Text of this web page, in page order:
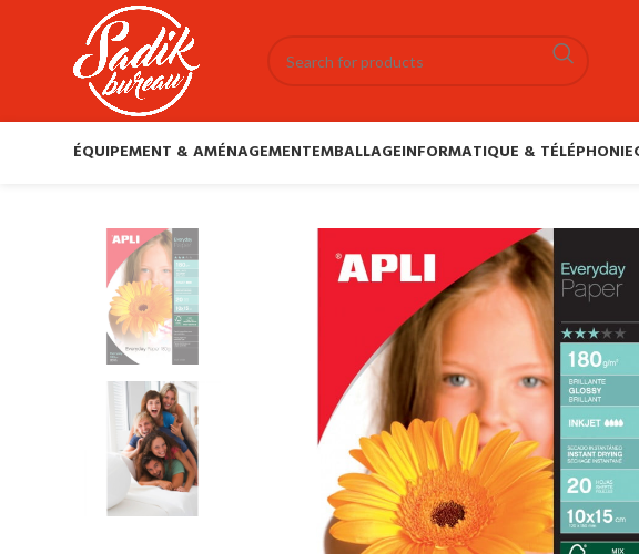
ÉQUIPEMENT & AMÉNAGEMENTEMBALLAGEINFORMATIQUE & TÉLÉPHONIE